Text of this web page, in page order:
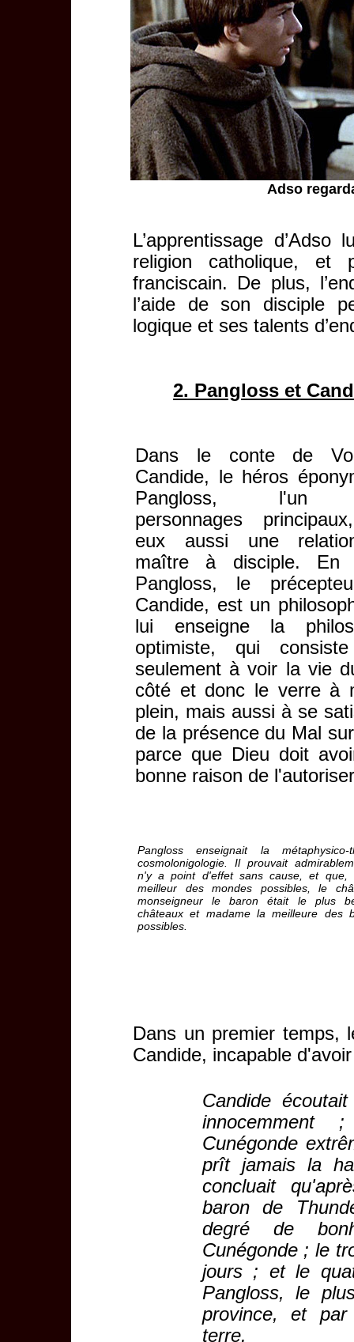
Adso
L’apprentissage
religion catholique, et
franciscain. De plus,
l’aide de son disciple
logique et ses talents
2. Pangloss et
Dans le conte de
Candide, le héros
Pangloss, l'un
personnages
eux aussi une
maître à disciple. En
Pangloss, le
Candide, est un
lui enseigne la
optimiste, qui
seulement à voir la vie
côté et donc le verre à
plein, mais aussi à se
de la présence du Mal
parce que Dieu doit
bonne raison de
Pangloss enseignait la métaphysico-
cosmolonigologie. Il prouvait
n'y a point d'effet sans cause, et que,
meilleur des mondes possibles, le
monseigneur le baron était le plus
châteaux et madame la meilleure des
possibles.
Dans un premier temps,
Candide, incapable
Candide
Cunégonde
prît jamais la
concluait
baron de
degré de
Cunégonde ; le
jours ; et le
Pangloss, le
province, et
terre.